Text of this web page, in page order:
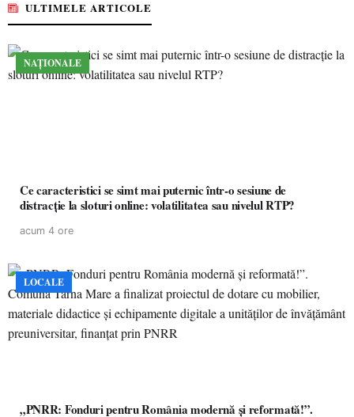
ULTIMELE ARTICOLE
NAȚIONALE
Ce caracteristici se simt mai puternic într-o sesiune de
distracție la sloturi online: volatilitatea sau nivelul RTP?
acum 4 ore
LOCALE
„PNRR: Fonduri pentru România modernă și reformată!”.